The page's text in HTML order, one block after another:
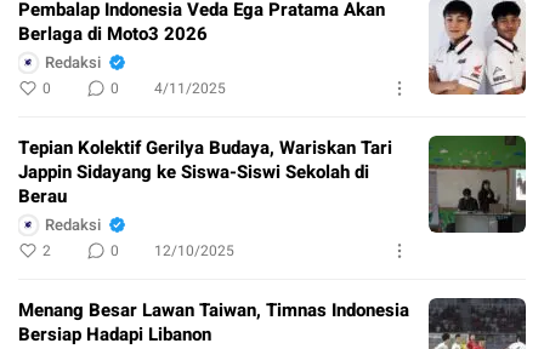
Pembalap Indonesia Veda Ega Pratama Akan
Berlaga di Moto3 2026
Redaksi
0 0 4/11/2025
Tepian Kolektif Gerilya Budaya, Wariskan Tari
Jappin Sidayang ke Siswa-Siswi Sekolah di
Berau
Redaksi
2 0 12/10/2025
Menang Besar Lawan Taiwan, Timnas Indonesia
Bersiap Hadapi Libanon